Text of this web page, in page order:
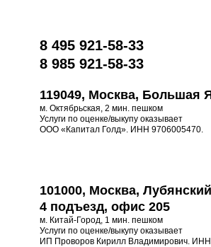
8 495 921-58-33
8 985 921-58-33
119049, Москва, Большая
м. Октябрьская, 2 мин. пешком
Услуги по оценке/выкупу оказывает
ООО «Капитал Голд». ИНН 9706005470.
101000, Москва,
4 подъезд, офис 205
м. Китай-Город, 1 мин. пешком
Услуги по оценке/выкупу оказывает
ИП Проворов Кирилл Владимирович. ИНН